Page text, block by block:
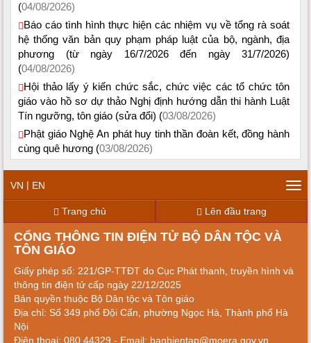
(04/08/2026)
Báo cáo tình hình thực hiện các nhiệm vụ về tổng rà soát
hệ thống văn bản quy phạm pháp luật của bộ, ngành, địa
phương (từ ngày 16/7/2026 đến ngày 31/7/2026)
(04/08/2026)
Hội thảo lấy ý kiến chức sắc, chức việc các tổ chức tôn
giáo vào hồ sơ dự thảo Nghị định hướng dẫn thi hành Luật
Tín ngưỡng, tôn giáo (sửa đổi) (03/08/2026)
Phật giáo Nghệ An phát huy tinh thần đoàn kết, đồng hành
cùng quê hương (03/08/2026)
VN | EN
Trang chủ
Lên đầu trang
CỔNG THÔNG TIN ĐIỆN TỬ BỘ DÂN TỘC VÀ
TÔN GIÁO
Giấy phép số: 221/GP-TTĐT do Cục Phát thanh, truyền hình và
thông tin điện tử cấp ngày 22/12/2025
Bản quyền thuộc Bộ Dân tộc và Tôn giáo
Địa chỉ: Số 349 phố Đội Cấn, phường Ngọc Hà, Thành phố Hà
Nội
Điện thoại: 080 44329 - Email: banbientap@moera.gov.vn